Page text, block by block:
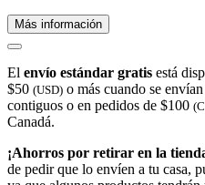
Más información
El envío estándar gratis está
$50 (USD) o más cuando se
contiguos o en pedidos de $100
Canadá.
¡Ahorros por retirar en la
de pedir que lo envíen a tu casa,